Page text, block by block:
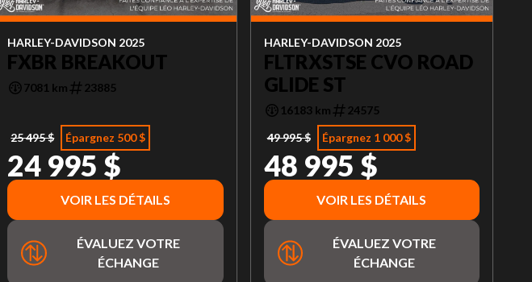
HARLEY-DAVIDSON 2025
FXBR BREAKOUT
7081 km 23885
25 495 $ Épargnez 500 $
24 995 $
VOIR LES DÉTAILS
ÉVALUEZ VOTRE
ÉCHANGE
HARLEY-DAVIDSON 2025
FLTRXSTSE CVO ROAD
GLIDE ST
16183 km
24575
49 995 $
Épargnez 1 000 $
48 995 $
VOIR LES DÉTAILS
ÉVALUEZ VOTRE
ÉCHANGE